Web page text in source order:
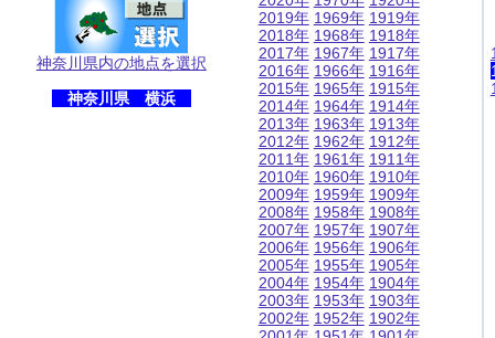
神奈川県内の地点を選択
神奈川県 横浜
2019年
2018年
2017年
2016年
2015年
2014年
2013年
2012年
2011年
2010年
2009年
2008年
2007年
2006年
2005年
2004年
2003年
2002年
1969年
1968年
1967年
1966年
1965年
1964年
1963年
1962年
1961年
1960年
1959年
1958年
1957年
1956年
1955年
1954年
1953年
1952年
1919年
1918年
1917年
1916年
1915年
1914年
1913年
1912年
1911年
1910年
1909年
1908年
1907年
1906年
1905年
1904年
1903年
1902年